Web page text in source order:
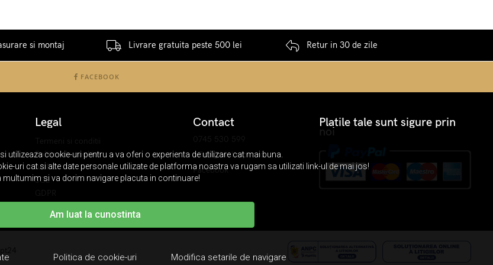
si montaj Livrare gratuita peste 500 lei Retur in 30 de zile
FACEBOOK
Legal
Termeni si conditii
Politica de cookies
ANPC
SOL
GDPR
Contact
0745 530 599
office@biokarpet.ro
Facebook
Platile tale sunt sigure prin
noi
utilizeaza cookie-uri pentru a va oferi o experienta de utilizare cat mai buna.
uri cat si alte date personale utilizate de platforma noastra va rugam sa utilizati link-ul de mai jos!
multumim si va dorim navigare placuta in continuare!
Am luat la cunostinta
Politica de cookie-uri Modifica setarile de navigare